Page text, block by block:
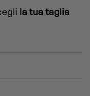
la tua taglia